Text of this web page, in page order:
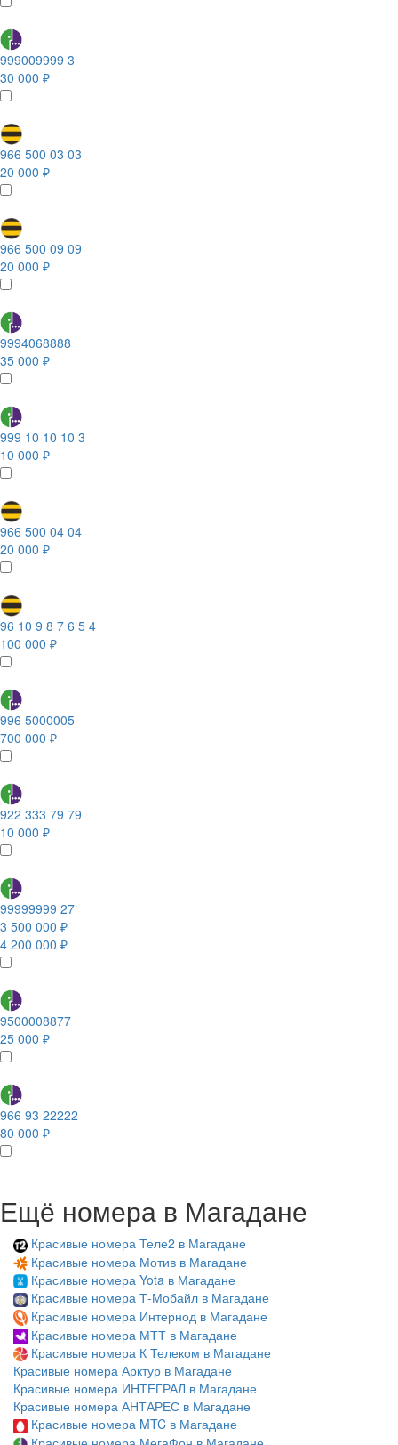
999009999 3
30 000 ₽
966 500 03 03
20 000 ₽
966 500 09 09
20 000 ₽
9994068888
35 000 ₽
999 10 10 10 3
10 000 ₽
966 500 04 04
20 000 ₽
96 10 9 8 7 6 5 4
100 000 ₽
996 5000005
700 000 ₽
922 333 79 79
10 000 ₽
99999999 27
3 500 000 ₽
4 200 000 ₽
9500008877
25 000 ₽
966 93 22222
80 000 ₽
Ещё номера в Магадане
Красивые номера Теле2 в Магадане
Красивые номера Мотив в Магадане
Красивые номера Yota в Магадане
Красивые номера Т-Мобайл в Магадане
Красивые номера Интернод в Магадане
Красивые номера МТТ в Магадане
Красивые номера К Телеком в Магадане
Красивые номера Арктур в Магадане
Красивые номера ИНТЕГРАЛ в Магадане
Красивые номера АНТАРЕС в Магадане
Красивые номера MTC в Магадане